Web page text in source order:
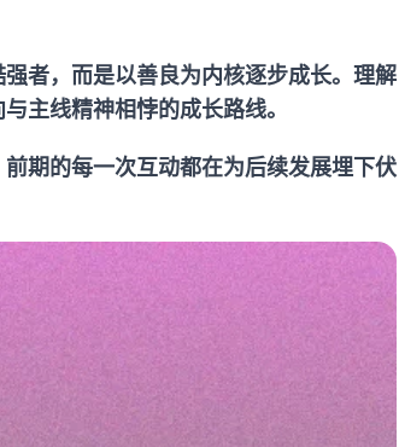
者，而是以善良为内核逐步成长。理解
主线精神相悖的成长路线。
期的每一次互动都在为后续发展埋下伏